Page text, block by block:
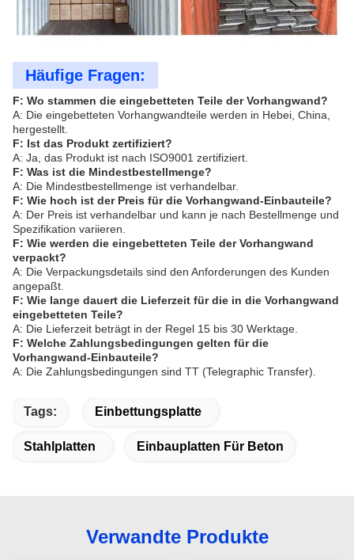
Häufige Fragen:
F: Wo stammen die eingebetteten Teile der Vorhangwand?
A: Die eingebetteten Vorhangwandteile werden in Hebei, China,
hergestellt.
F: Ist das Produkt zertifiziert?
A: Ja, das Produkt ist nach ISO9001 zertifiziert.
F: Was ist die Mindestbestellmenge?
A: Die Mindestbestellmenge ist verhandelbar.
F: Wie hoch ist der Preis für die Vorhangwand-Einbauteile?
A: Der Preis ist verhandelbar und kann je nach Bestellmenge und
Spezifikation variieren.
F: Wie werden die eingebetteten Teile der Vorhangwand
verpackt?
A: Die Verpackungsdetails sind den Anforderungen des Kunden
angepaßt.
F: Wie lange dauert die Lieferzeit für die in die Vorhangwand
eingebetteten Teile?
A: Die Lieferzeit beträgt in der Regel 15 bis 30 Werktage.
F: Welche Zahlungsbedingungen gelten für die
Vorhangwand-Einbauteile?
A: Die Zahlungsbedingungen sind TT (Telegraphic Transfer).
Tags: Einbettungsplatte
Stahlplatten Einbauplatten Für Beton
Verwandte Produkte